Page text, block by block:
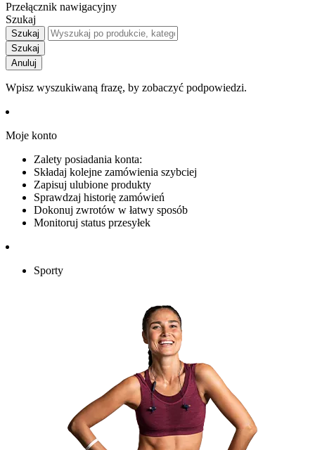
Przełącznik nawigacyjny
Szukaj
Szukaj
Szukaj
Anuluj
Wpisz wyszukiwaną frazę, by zobaczyć podpowiedzi.
Moje konto
Zalety posiadania konta:
Składaj kolejne zamówienia szybciej
Zapisuj ulubione produkty
Sprawdzaj historię zamówień
Dokonuj zwrotów w łatwy sposób
Monitoruj status przesyłek
Sporty